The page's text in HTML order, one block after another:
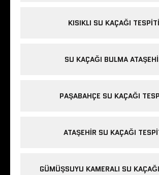
KISIKLI SU KAÇAĞI TESPITI
SU KAÇAĞI BULMA
PAŞABAHÇE SU KAÇAĞI
ATAŞEHIR SU KAÇAĞI
GÜMÜŞSUYU KAMERALI SU